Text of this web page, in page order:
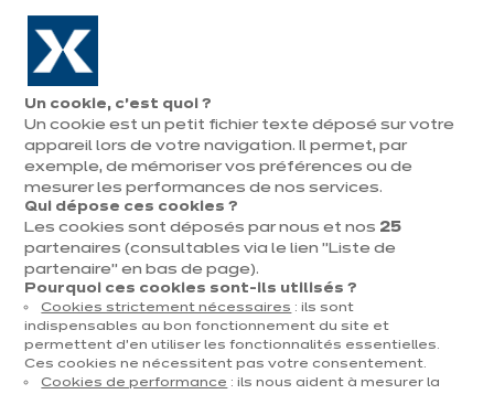
Aller à la navigation
Aller au contenu principal
Ouvrir
le
menu
magasins
Prendre
rendez-vous
Vous
êtes
ici
Accueil Cuisines Par catégorie Cuisines d'exposition Delia Fjordblauw
Contact
Télécharger le catalogue
Un cookie, c’est quoi ?
Un cookie est un petit fichier texte déposé sur votre
appareil lors de votre navigation. Il permet, par
exemple, de mémoriser vos préférences ou de
mesurer les performances de nos services.
Qui dépose ces cookies ?
Les cookies sont déposés par nous et nos 25
partenaires (consultables via le lien "Liste de
partenaire" en bas de page).
Pourquoi ces cookies sont-ils utilisés ?
Cookies strictement nécessaires : ils sont
indispensables au bon fonctionnement du site et
permettent d’en utiliser les fonctionnalités essentielles.
Ces cookies ne nécessitent pas votre consentement.
Cookies de performance : ils nous aident à mesurer la